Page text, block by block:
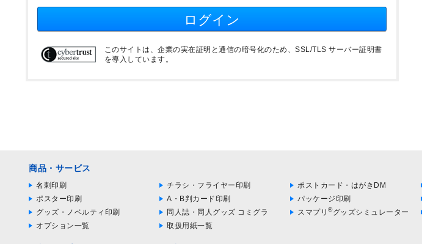
ログイン
このサイトは、企業の実在証明と通信の暗号化のため、SSL/TLS サーバー証明書
を導入しています。
商品・サービス
名刺印刷 チラシ・フライヤー印刷 ポストカード・はがきDM
ポスター印刷
A・B判カード印刷 パッケージ印刷
グッズ・ノベルティ印刷
同人誌・同人グッズ コミグラ スマプリ ®グッズシミュレーター
オプション一覧
取扱用紙一覧